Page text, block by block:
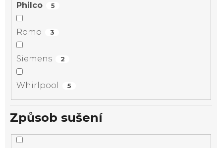
Philco 5
Romo 3
Siemens 2
Whirlpool 5
Způsob sušení